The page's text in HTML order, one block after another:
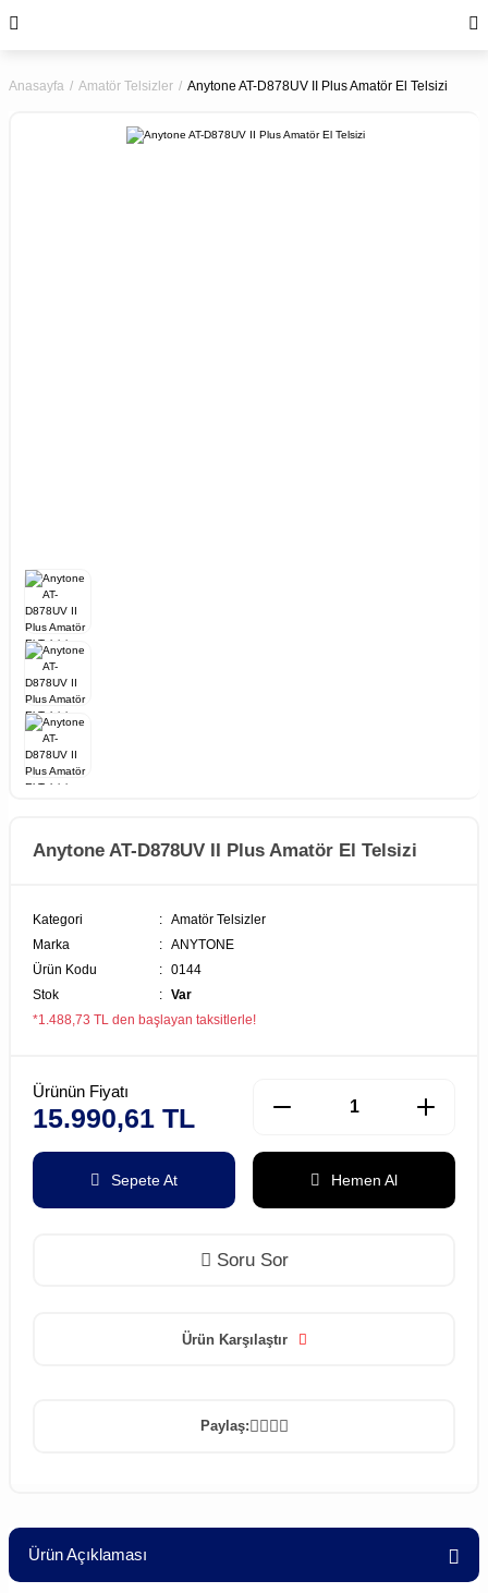
Anasayfa Amatör Telsizler Anytone AT-D878UV II Plus Amatör El Telsizi
Anytone AT-D878UV II Plus Amatör El Telsizi
Kategori
Amatör Telsizler
Marka
ANYTONE
Ürün Kodu
0144
Stok
Var
*1.488,73 TL den başlayan taksitlerle!
Ürünün Fiyatı
15.990,61 TL
Sepete At Hemen Al
Soru Sor
Ürün Karşılaştır
Paylaş:
Ürün Açıklaması